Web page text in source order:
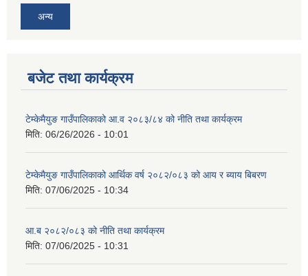
अन्य
बजेट तथा कार्यक्रम
टेम्केमैयुङ गाउँपालिकाको आ.व २०८३/८४ को नीति तथा कार्यक्रम
मिति: 06/26/2026 - 10:01
टेम्केमैयुङ गाउँपालिकाको आर्थिक वर्ष २०८२/०८३ को आय र ब्याय बिबरण
मिति: 07/06/2025 - 10:34
आ.ब २०८२/०८३ को नीति तथा कार्यक्रम
मिति: 07/06/2025 - 10:31